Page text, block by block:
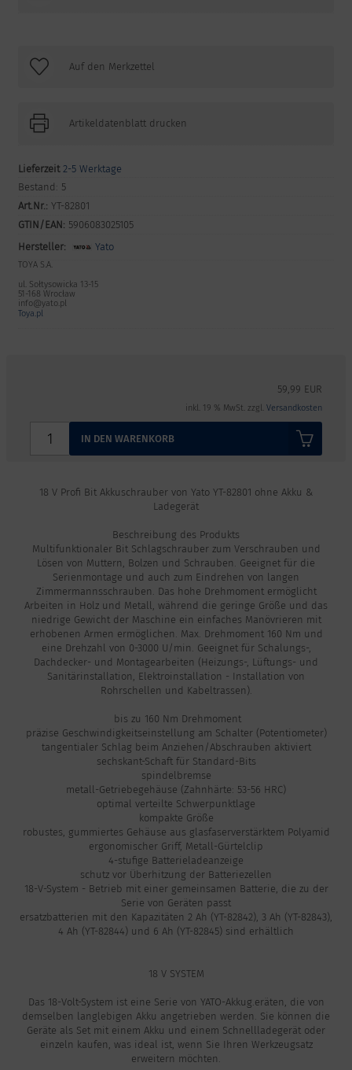
Artikeldatenblatt drucken
Lieferzeit 2-5 Werktage
Bestand: 5
Art.Nr.: YT-82801
GTIN/EAN: 5906083025105
Hersteller:
Yato
TOYA S.A.
ul. Sołtysowicka 13-15
51-168 Wrocław
info@yato.pl
Toya.pl
59,99 EUR
inkl. 19 % MwSt. zzgl. Versandkosten
IN DEN WARENKORB
18 V Profi Bit Akkuschrauber von Yato YT-82801 ohne Akku &
Ladegerät
Beschreibung des Produkts
Multifunktionaler Bit Schlagschrauber zum Verschrauben und
Lösen von Muttern, Bolzen und Schrauben. Geeignet für die
Serienmontage und auch zum Eindrehen von langen
Zimmermannsschrauben. Das hohe Drehmoment ermöglicht
Arbeiten in Holz und Metall, während die geringe Größe und das
niedrige Gewicht der Maschine ein einfaches Manövrieren mit
erhobenen Armen ermöglichen. Max. Drehmoment 160 Nm und
eine Drehzahl von 0-3000 U/min. Geeignet für Schalungs-,
Dachdecker- und Montagearbeiten (Heizungs-, Lüftungs- und
Sanitärinstallation, Elektroinstallation - Installation von
Rohrschellen und Kabeltrassen).
bis zu 160 Nm Drehmoment
präzise Geschwindigkeitseinstellung am Schalter (Potentiometer)
tangentialer Schlag beim Anziehen/Abschrauben aktiviert
sechskant-Schaft für Standard-Bits
spindelbremse
metall-Getriebegehäuse (Zahnhärte: 53-56 HRC)
optimal verteilte Schwerpunktlage
kompakte Größe
robustes, gummiertes Gehäuse aus glasfaserverstärktem Polyamid
ergonomischer Griff, Metall-Gürtelclip
4-stufige Batterieladeanzeige
schutz vor Überhitzung der Batteriezellen
18-V-System - Betrieb mit einer gemeinsamen Batterie, die zu der
Serie von Geräten passt
ersatzbatterien mit den Kapazitäten 2 Ah (YT-82842), 3 Ah (YT-82843),
4 Ah (YT-82844) und 6 Ah (YT-82845) sind erhältlich
18 V SYSTEM
Das 18-Volt-System ist eine Serie von YATO-Akkug.eräten, die von
demselben langlebigen Akku angetrieben werden. Sie können die
Geräte als Set mit einem Akku und einem Schnellladegerät oder
einzeln kaufen, was ideal ist, wenn Sie Ihren Werkzeugsatz
erweitern möchten.